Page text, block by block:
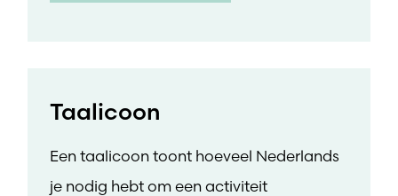
Taalicoon
Een taalicoon toont hoeveel Nederlands
je nodig hebt om een activiteit